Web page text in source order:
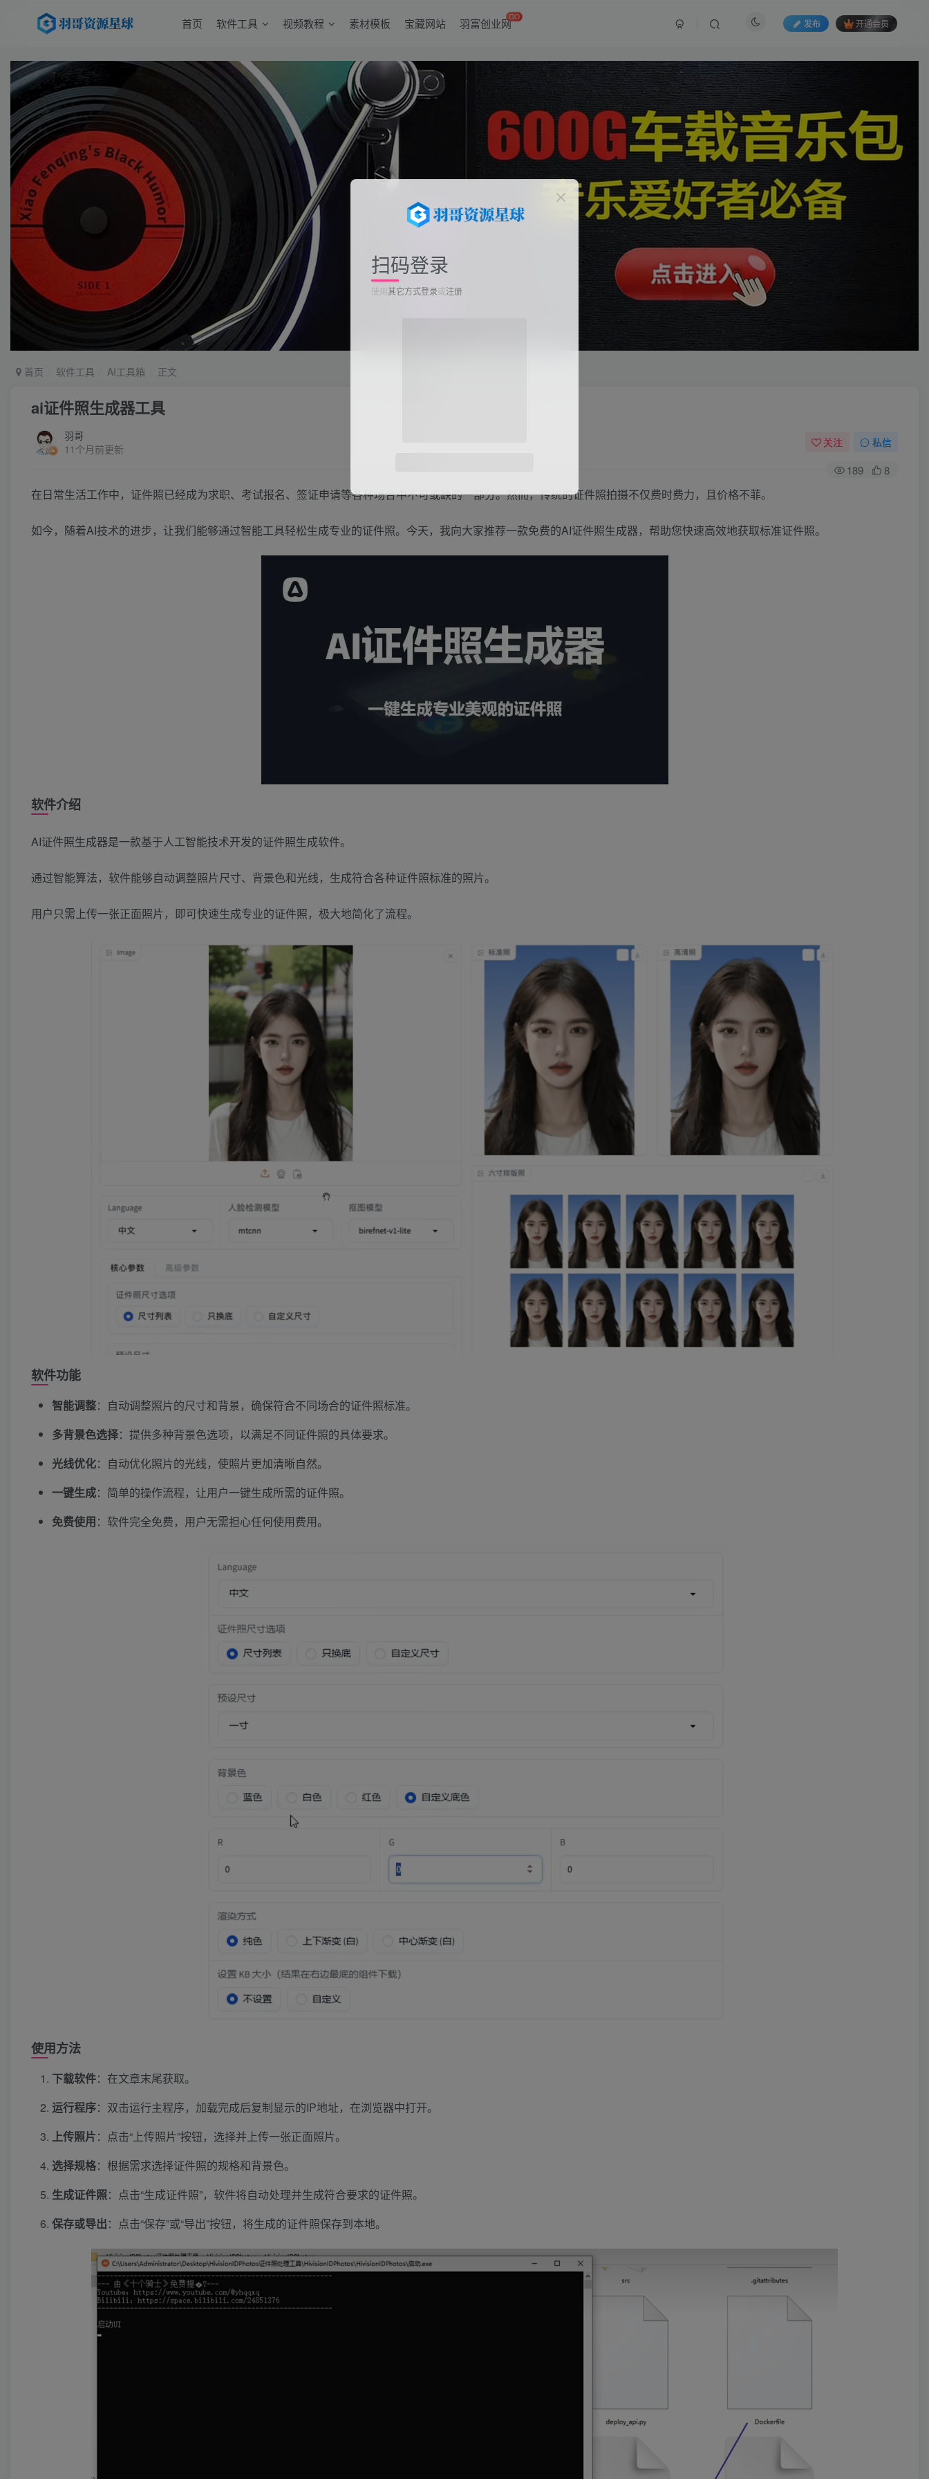
首页 软件工具 视频教程 素材模板 宝藏网站 羽富创业网GO
发布 开通会员
首页 软件工具 AI工具箱 正文
ai证件照生成器工具
羽哥
11个月前更新
关注 私信
189 8
在日常生活工作中，证件照已经成为求职、考试报名、签证申请等各种场合中不可或缺的一部分。然而，传统的证件照拍摄不仅费时费力，且价格不菲。
如今，随着AI技术的进步，让我们能够通过智能工具轻松生成专业的证件照。今天，我向大家推荐一款免费的AI证件照生成器，帮助您快速高效地获取标准证件照。
软件介绍
AI证件照生成器是一款基于人工智能技术开发的证件照生成软件。
通过智能算法，软件能够自动调整照片尺寸、背景色和光线，生成符合各种证件照标准的照片。
用户只需上传一张正面照片，即可快速生成专业的证件照，极大地简化了流程。
软件功能
智能调整：自动调整照片的尺寸和背景，确保符合不同场合的证件照标准。
多背景色选择：提供多种背景色选项，以满足不同证件照的具体要求。
光线优化：自动优化照片的光线，使照片更加清晰自然。
一键生成：简单的操作流程，让用户一键生成所需的证件照。
免费使用：软件完全免费，用户无需担心任何使用费用。
使用方法
下载软件：在文章末尾获取。
运行程序：双击运行主程序，加载完成后复制显示的IP地址，在浏览器中打开。
上传照片：点击“上传照片”按钮，选择并上传一张正面照片。
选择规格：根据需求选择证件照的规格和背景色。
生成证件照：点击“生成证件照”，软件将自动处理并生成符合要求的证件照。
保存或导出：点击“保存”或“导出”按钮，将生成的证件照保存到本地。
扫码登录
使用其它方式登录或注册